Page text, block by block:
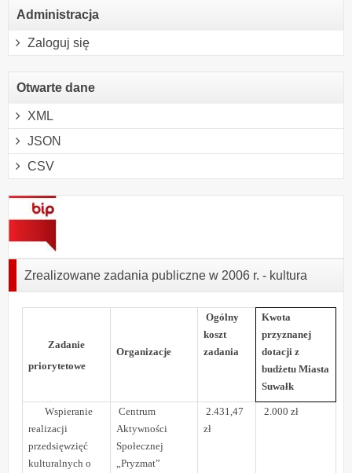
Administracja
Zaloguj się
Otwarte dane
XML
JSON
CSV
Zrealizowane zadania publiczne w 2006 r. - kultura
Zadanie
priorytetowe
Organizacje
Ogólny
koszt
zadania
Kwota
przyznanej
dotacji z
budżetu Miasta
Suwałk
Wspieranie
realizacji
przedsięwzięć
kulturalnych o
Centrum
Aktywności
Społecznej
„Pryzmat”
2.431,47
zł
2.000 zł